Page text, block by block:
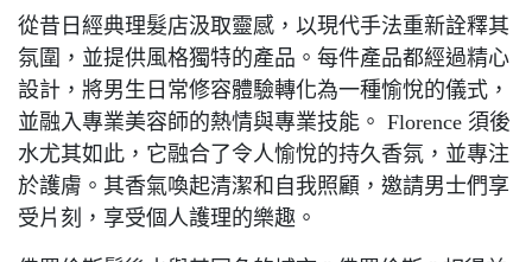
從昔日經典理髮店汲取靈感，以現代手法重新詮釋其
氛圍，並提供風格獨特的產品。每件產品都經過精心
設計，將男生日常修容體驗轉化為一種愉悅的儀式，
並融入專業美容師的熱情與專業技能。 Florence 須後
水尤其如此，它融合了令人愉悅的持久香氛，並專注
於護膚。其香氣喚起清潔和自我照顧，邀請男士們享
受片刻，享受個人護理的樂趣。